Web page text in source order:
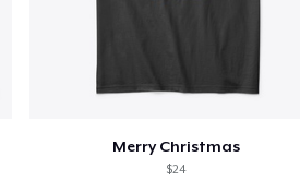
Merry Christmas
$24